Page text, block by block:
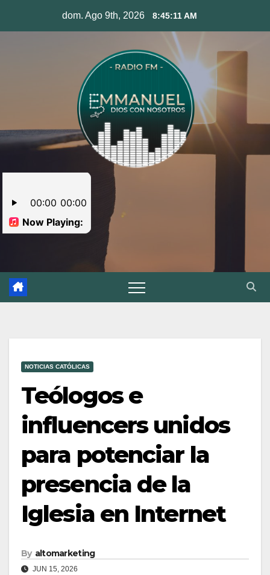
dom. Ago 9th, 2026 8:45:12 AM
NOTICIAS CATÓLICAS
Teólogos e
influencers unidos
para potenciar la
presencia de la
Iglesia en Internet
By altomarketing
JUN 15, 2026